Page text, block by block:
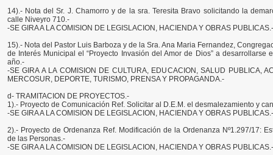
14).- Nota del Sr. J. Chamorro y de la sra. Teresita Bravo solicitando la
calle Niveyro 710.-
-SE GIRA A LA COMISION DE LEGISLACION, HACIENDA Y OBRAS PUBLICAS.-
15).- Nota del Pastor Luis Barboza y de la Sra. Ana Maria Fernandez,
de Interés Municipal el “Proyecto Invasión del Amor de Dios” a
año.-
-SE GIRA A LA COMISION DE CULTURA, EDUCACION, SALUD PUBLICA,
MERCOSUR, DEPORTE, TURISMO, PRENSA Y PROPAGANDA.-
d- TRAMITACION DE PROYECTOS.-
1).- Proyecto de Comunicación Ref. Solicitar al D.E.M. el desmalezamiento y
-SE GIRA A LA COMISION DE LEGISLACION, HACIENDA Y OBRAS PUBLICAS.-
2).- Proyecto de Ordenanza Ref. Modificación de la Ordenanza Nº1.297/17:
de las Personas.-
-SE GIRA A LA COMISION DE LEGISLACION, HACIENDA Y OBRAS PUBLICAS.-